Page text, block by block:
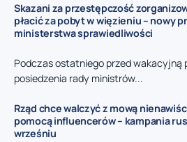
Skazani za przestępczość
płacić za pobyt w więzieniu – nowy
ministerstwa sprawiedliwości
Podczas ostatniego przed wakacyjną
posiedzenia rady ministrów...
Rząd chce walczyć z mową
pomocą influencerów – kampania
wrześniu